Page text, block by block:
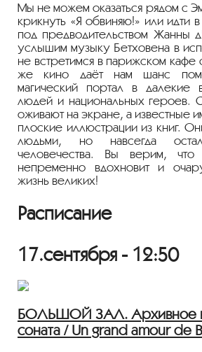
Мы не можем оказаться рядом с
крикнуть «Я обвиняю!» или идти в
под предводительством Жанны
услышим музыку Бетховена в
не встретимся в парижском кафе
же кино даёт нам шанс
магический портал в далекие
людей и национальных героев.
оживают на экране, а известные
плоские иллюстрации из книг.
людьми, но навсегда
человечества. Вы верим, что
непременно вдохновит и
жизнь великих!
Расписание
17.сентября - 12:50
БОЛЬШОЙ ЗАЛ. Архивное
соната / Un grand amour de